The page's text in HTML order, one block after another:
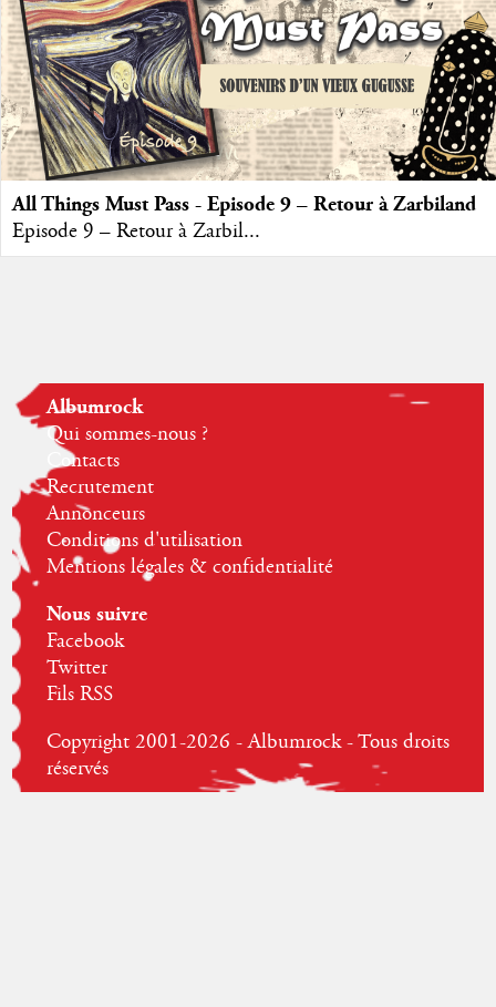
All Things Must Pass - Episode 9 – Retour à Zarbiland
Episode 9 – Retour à Zarbil...
Albumrock
Qui sommes-nous ?
Contacts
Recrutement
Annonceurs
Conditions d'utilisation
Mentions légales & confidentialité
Nous suivre
Facebook
Twitter
Fils RSS
Copyright 2001-2026 - Albumrock - Tous droits
réservés